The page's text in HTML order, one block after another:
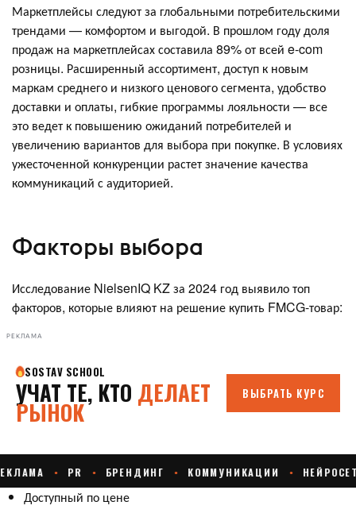
Маркетплейсы следуют за глобальными потребительскими
трендами — комфортом и выгодой. В прошлом году доля
продаж на маркетплейсах составила 89% от всей e-com
розницы. Расширенный ассортимент, доступ к новым
маркам среднего и низкого ценового сегмента, удобство
доставки и оплаты, гибкие программы лояльности — все
это ведет к повышению ожиданий потребителей и
увеличению вариантов для выбора при покупке. В условиях
ужесточенной конкуренции растет значение качества
коммуникаций с аудиторией.
Факторы выбора
Исследование NielsenIQ KZ за 2024 год выявило топ
факторов, которые влияют на решение купить FMCG-товар:
РЕКЛАМА
Доступный по цене